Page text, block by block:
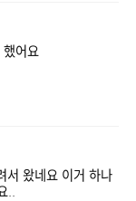
했어요
서 왔네요 이거 하나
..